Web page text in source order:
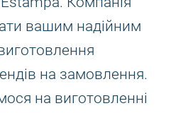
вашим надійним
на замовлення.
на виготовленні